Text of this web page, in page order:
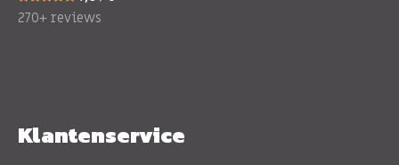
270+ reviews
Klantenservice